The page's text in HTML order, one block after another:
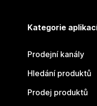
Kategorie
Prodejní kanály
Hledání produktů
Prodej produktů